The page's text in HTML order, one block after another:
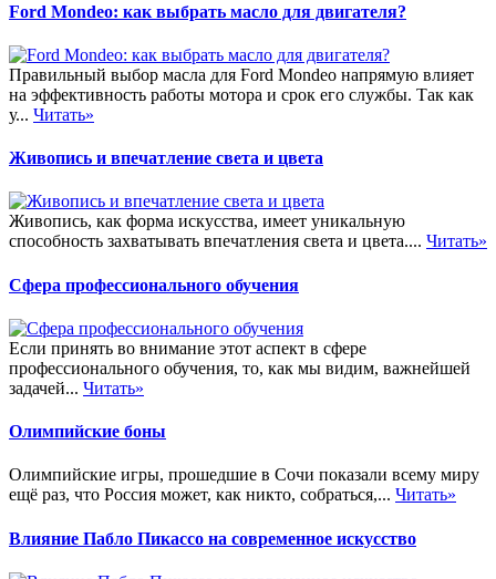
Ford Mondeo: как выбрать масло для двигателя?
Правильный выбор масла для Ford Mondeo напрямую влияет
на эффективность работы мотора и срок его службы. Так как
у... Читать»
Живопись и впечатление света и цвета
Живопись, как форма искусства, имеет уникальную
способность захватывать впечатления света и цвета.... Читать»
Сфера профессионального обучения
Если принять во внимание этот аспект в сфере
профессионального обучения, то, как мы видим, важнейшей
задачей... Читать»
Олимпийские боны
Олимпийские игры, прошедшие в Сочи показали всему миру
ещё раз, что Россия может, как никто, собраться,... Читать»
Влияние Пабло Пикассо на современное искусство